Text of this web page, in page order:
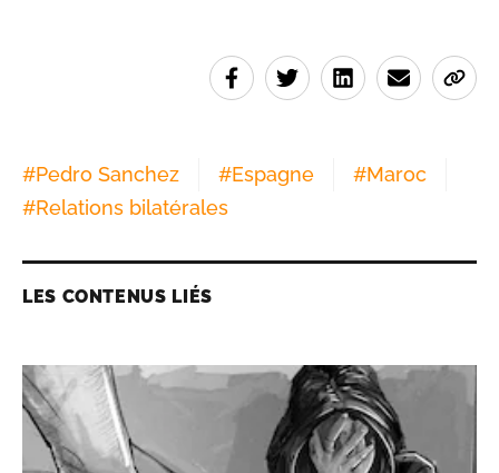
#Pedro Sanchez #Espagne #Maroc
#Relations bilatérales
LES CONTENUS LIÉS